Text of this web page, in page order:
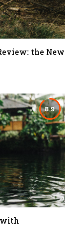
the New
8.9